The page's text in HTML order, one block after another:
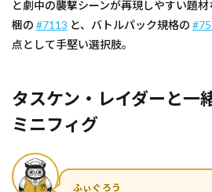
と劇中の襲撃シーンが再現しやすい題
梱の #7113 と、バトルパック規格の
点として手堅い選択肢。
タスケン・レイダーと一
ミニフィグ
ふぃぐろう